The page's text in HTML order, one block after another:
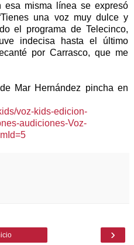
esa misma línea se expresó
una voz muy dulce y
el programa de Telecinco,
indecisa hasta el último
por Carrasco, que me
Mar Hernández pincha en
voz-kids-edicion-
audiciones-Voz-
›